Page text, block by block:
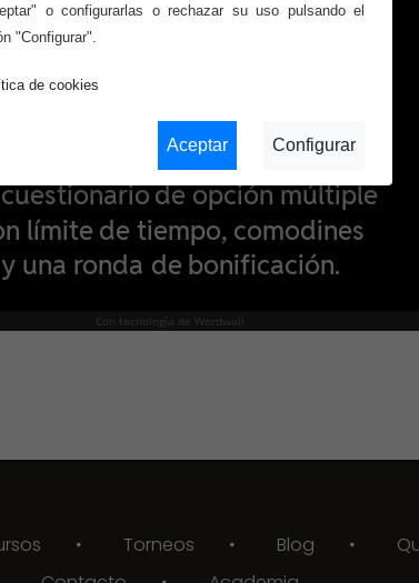
Torneos Blog
o configurarlas o rechazar su uso pulsando el
"Configurar".
de cookies
Aceptar Configurar